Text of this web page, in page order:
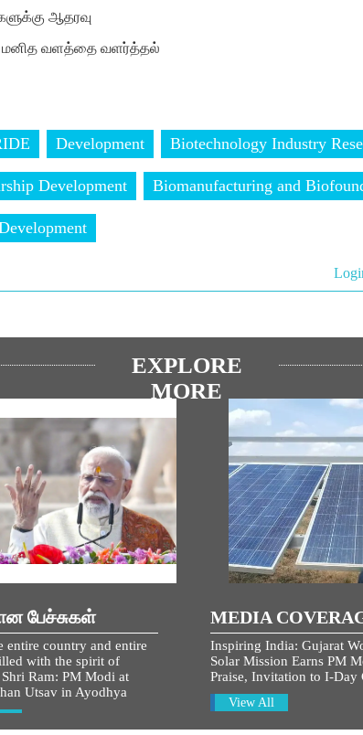
ஆதரவு
மனித வளத்தை வளர்த்தல்
Development Biotechnology Industry
Development Biomanufacturing and
EXPLORE
MORE
பேச்சுகள்
entire country and entire
with the spirit of
Ram: PM Modi at
Utsav in Ayodhya
MEDIA
Inspiring India: Gujarat
Solar Mission Earns PM
Praise, Invitation to I-Day
View All